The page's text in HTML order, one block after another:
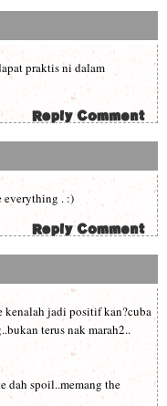
praktis ni dalam
everything . :)
kenalah jadi positif kan?cuba
terus nak marah2..
dah spoil..memang the